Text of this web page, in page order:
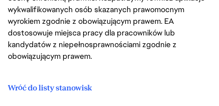
wykwalifikowanych osób skazanych prawomocnym
wyrokiem zgodnie z obowiązującym prawem. EA
dostosowuje miejsca pracy dla pracowników lub
kandydatów z niepełnosprawnościami zgodnie z
obowiązującym prawem.
Wróć do listy stanowisk